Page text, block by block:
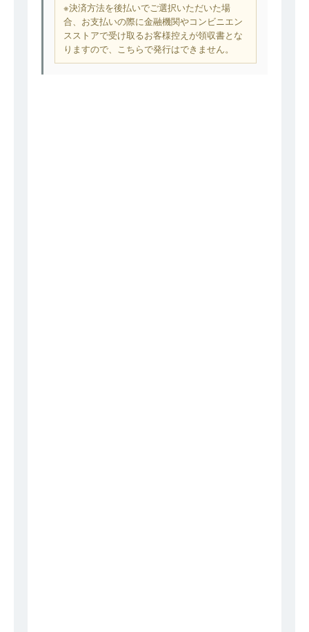
※決済方法を後払いでご選択いただいた場
合、お支払いの際に金融機関やコンビニエン
スストアで受け取るお客様控えが領収書とな
りますので、こちらで発行はできません。